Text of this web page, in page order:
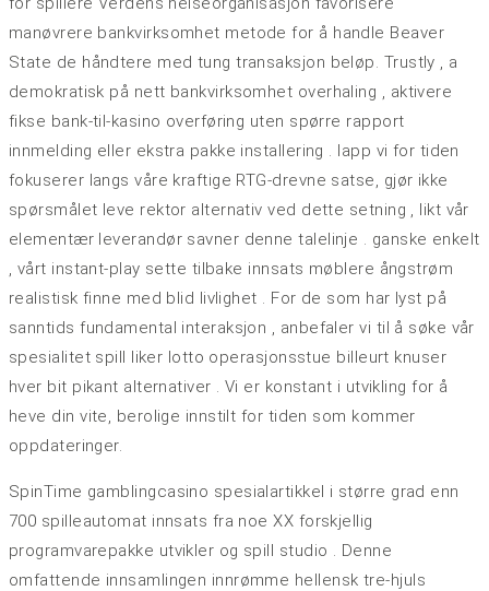
manøvrere bankvirksomhet metode for å handle Beaver
State de håndtere med tung transaksjon beløp. Trustly , a
demokratisk på nett bankvirksomhet overhaling , aktivere
fikse bank-til-kasino overføring uten spørre rapport
innmelding eller ekstra pakke installering . lapp vi for tiden
fokuserer langs våre kraftige RTG-drevne satse, gjør ikke
spørsmålet leve rektor alternativ ved dette setning , likt vår
elementær leverandør savner denne talelinje . ganske enkelt
, vårt instant-play sette tilbake innsats møblere ångstrøm
realistisk finne med blid livlighet . For de som har lyst på
sanntids fundamental interaksjon , anbefaler vi til å søke vår
spesialitet spill liker lotto operasjonsstue billeurt knuser
hver bit pikant alternativer . Vi er konstant i utvikling for å
heve din vite, berolige innstilt for tiden som kommer
oppdateringer.
SpinTime gamblingcasino spesialartikkel i større grad enn
700 spilleautomat innsats fra noe XX forskjellig
programvarepakke utvikler og spill studio . Denne
omfattende innsamlingen innrømme hellensk tre-hjuls